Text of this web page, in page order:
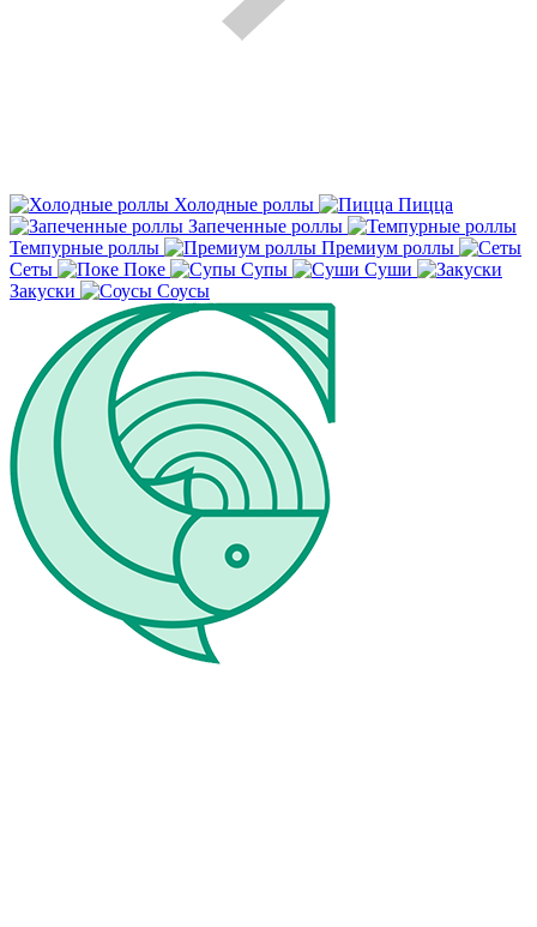
Холодные роллы
Пицца
Запеченные роллы
Темпурные роллы
Премиум роллы
Сеты
Поке Супы
Суши
Закуски
Соусы